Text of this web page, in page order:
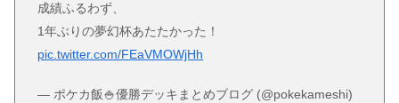
成績ふるわず、
1年ぶりの夢幻杯あたたかった！
pic.twitter.com/FEaVMOWjHh
— ポケカ飯🍚優勝デッキまとめブログ (@pokekameshi)